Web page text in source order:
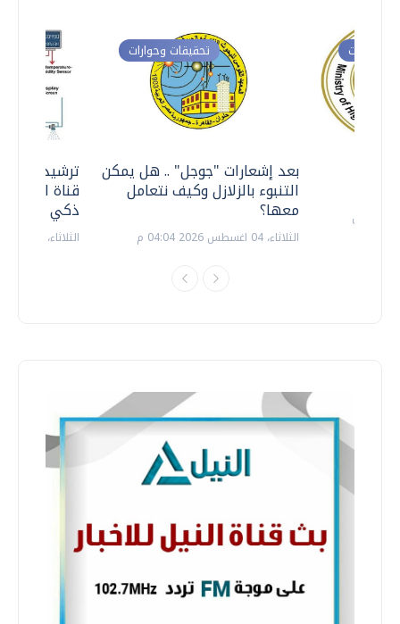
ترشيدا
قناة
ذكي
الثلاثاء، 14 يوليو 2026 06:11 م
تحقيقات وحوارات
بعد إشعارات "جوجل" .. هل يمكن
التنبوء بالزلازل وكيف نتعامل
معها؟
الثلاثاء، 04 اغسطس 2026 04:04 م
وحوارات